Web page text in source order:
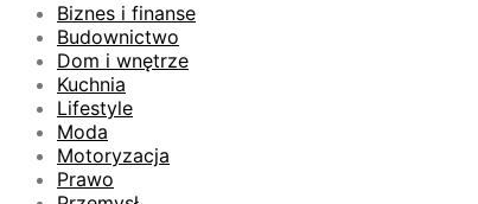
Biznes i finanse
Budownictwo
Dom i wnętrze
Kuchnia
Lifestyle
Moda
Motoryzacja
Prawo